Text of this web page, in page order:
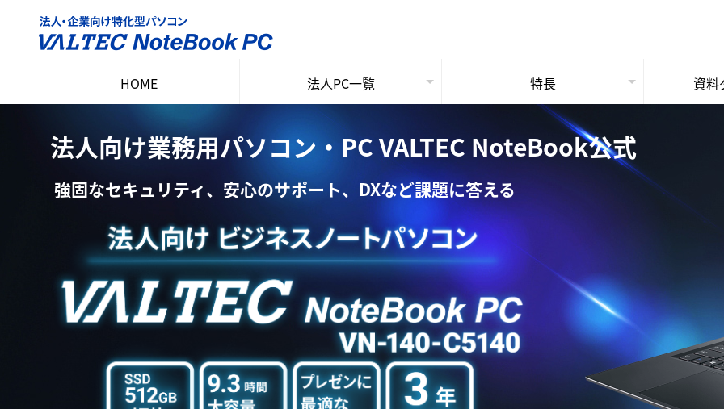
HOME 法人PC一覧
14インチ ノートPC
15インチ ノートPC
ソリューション
特長
法人専門の理由
3年保証
法人PC保守サービス
資料
法人向け業務用パソコン・PC VALTEC NoteBook公式
強固なセキュリティ、安心のサポート、DXなど課題に答える